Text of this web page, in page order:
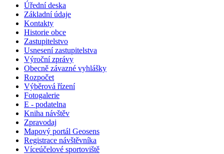
Úřední deska
Základní údaje
Kontakty
Historie obce
Zastupitelstvo
Usnesení zastupitelstva
Výroční zprávy
Obecně závazné vyhlášky
Rozpočet
Výběrová řízení
Fotogalerie
E - podatelna
Kniha návštěv
Zpravodaj
Mapový portál Geosens
Registrace návštěvníka
Víceúčelové sportoviště